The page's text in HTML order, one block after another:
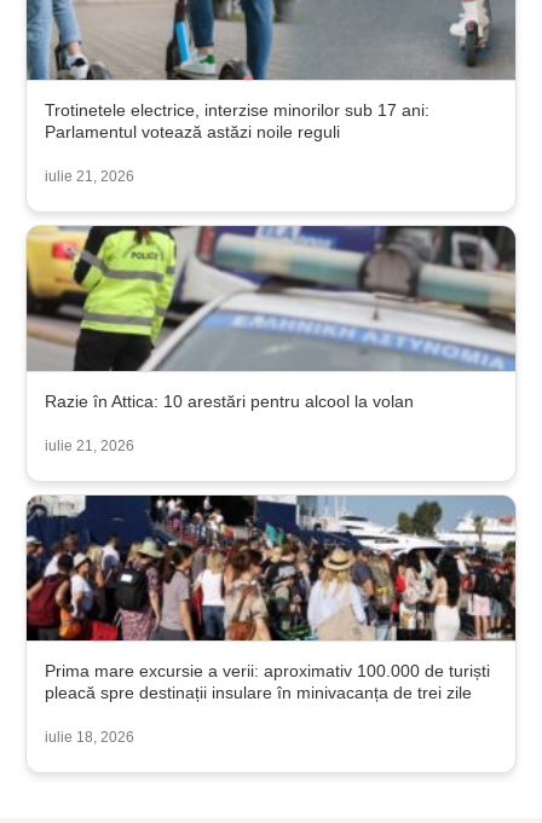
Trotinetele electrice, interzise minorilor sub 17 ani:
Parlamentul votează astăzi noile reguli
iulie 21, 2026
Razie în Attica: 10 arestări pentru alcool la volan
iulie 21, 2026
Prima mare excursie a verii: aproximativ 100.000 de turiști
pleacă spre destinații insulare în minivacanța de trei zile
iulie 18, 2026